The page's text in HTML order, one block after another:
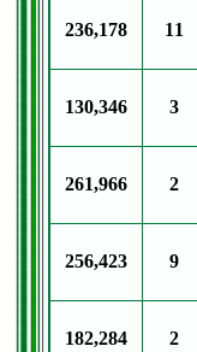
11
236,178
3
130,346
2
261,966
9
256,423
2
182,284